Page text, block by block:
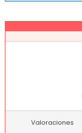
Valoraciones